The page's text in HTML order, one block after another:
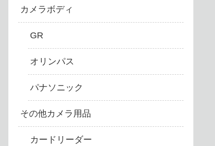
カメラボディ
GR
オリンパス
パナソニック
その他カメラ用品
カードリーダー